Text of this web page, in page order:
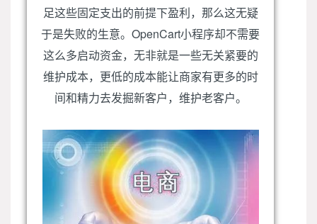
足这些固定支出的前提下盈利，那么这无疑
于是失败的生意。OpenCart小程序却不需要
这么多启动资金，无非就是一些无关紧要的
维护成本，更低的成本能让商家有更多的时
间和精力去发掘新客户，维护老客户。